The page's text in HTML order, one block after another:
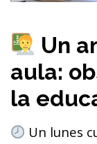
Un
aula:
la
Un lunes